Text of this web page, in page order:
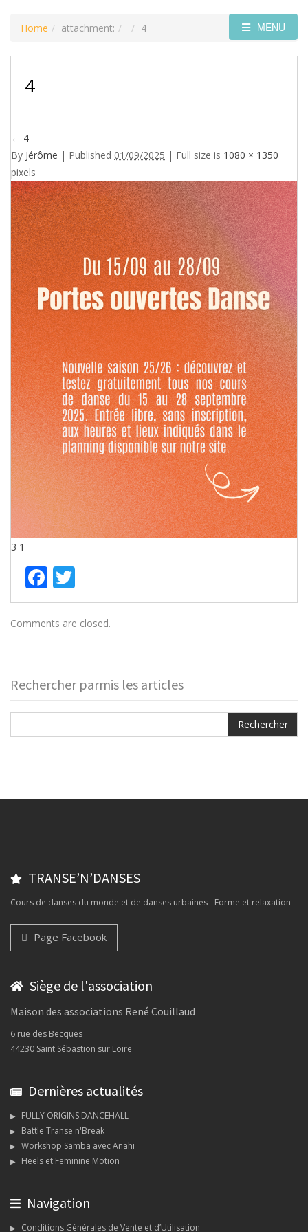
MENU
Home attachment: 4
4
← 4
By Jérôme | Published 01/09/2025 | Full size is 1080 × 1350
pixels
3 1
Facebook
Comments are closed.
Rechercher parmis les articles
TRANSE’N’DANSES
Cours de danses du monde et de danses urbaines - Forme et relaxation
Page Facebook
Siège de l'association
Maison des associations René Couillaud
6 rue des Becques
44230 Saint Sébastion sur Loire
Dernières actualités
FULLY ORIGINS DANCEHALL
Battle Transe'n'Break
Workshop Samba avec Anahi
Heels et Feminine Motion
Navigation
Conditions Générales de Vente et d’Utilisation